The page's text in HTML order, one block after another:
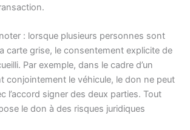
: lorsque plusieurs personnes sont
carte grise, le consentement explicite de
Par exemple, dans le cadre d’un
conjointement le véhicule, le don ne peut
l’accord signer des deux parties. Tout
le don à des risques juridiques